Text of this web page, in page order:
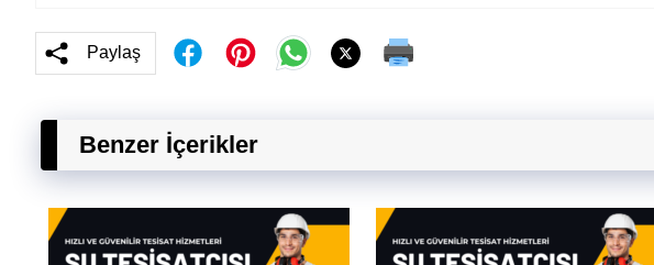
Paylaş
Benzer İçerikler